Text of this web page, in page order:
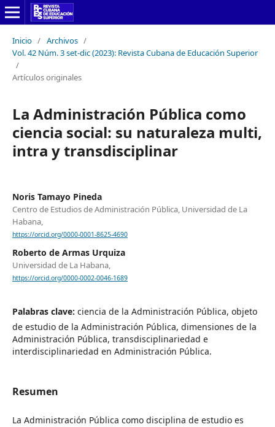
Inicio / Archivos /
Vol. 42 Núm. 3 set-dic (2023): Revista Cubana de Educación Superior
/
Artículos originales
La Administración Pública como
ciencia social: su naturaleza multi,
intra y transdisciplinar
Noris Tamayo Pineda
Centro de Estudios de Administración Pública, Universidad de La
Habana,
https://orcid.org/0000-0001-8625-4690
Roberto de Armas Urquiza
Universidad de La Habana,
https://orcid.org/0000-0002-0046-1689
Palabras clave: ciencia de la Administración Pública, objeto
de estudio de la Administración Pública, dimensiones de la
Administración Pública, transdisciplinariedad e
interdisciplinariedad en Administración Pública.
Resumen
La Administración Pública como disciplina de estudio es